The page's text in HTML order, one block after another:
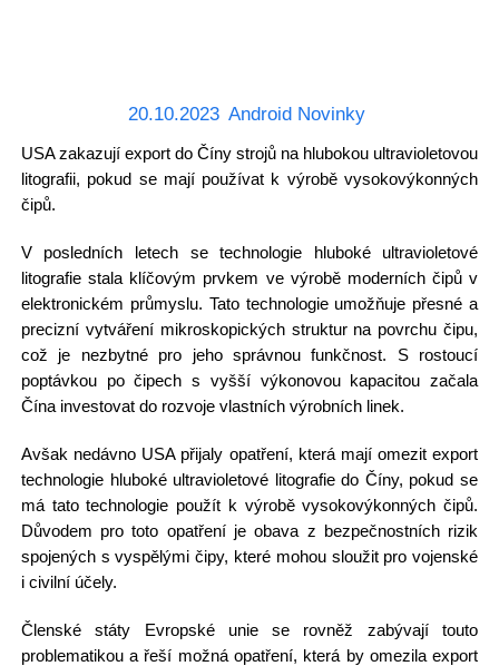
20.10.2023 Android Novinky
USA zakazují export do Číny strojů na hlubokou ultravioletovou
litografii, pokud se mají používat k výrobě vysokovýkonných
čipů.
V posledních letech se technologie hluboké ultravioletové
litografie stala klíčovým prvkem ve výrobě moderních čipů v
elektronickém průmyslu. Tato technologie umožňuje přesné a
precizní vytváření mikroskopických struktur na povrchu čipu,
což je nezbytné pro jeho správnou funkčnost. S rostoucí
poptávkou po čipech s vyšší výkonovou kapacitou začala
Čína investovat do rozvoje vlastních výrobních linek.
Avšak nedávno USA přijaly opatření, která mají omezit export
technologie hluboké ultravioletové litografie do Číny, pokud se
má tato technologie použít k výrobě vysokovýkonných čipů.
Důvodem pro toto opatření je obava z bezpečnostních rizik
spojených s vyspělými čipy, které mohou sloužit pro vojenské
i civilní účely.
Členské státy Evropské unie se rovněž zabývají touto
problematikou a řeší možná opatření, která by omezila export